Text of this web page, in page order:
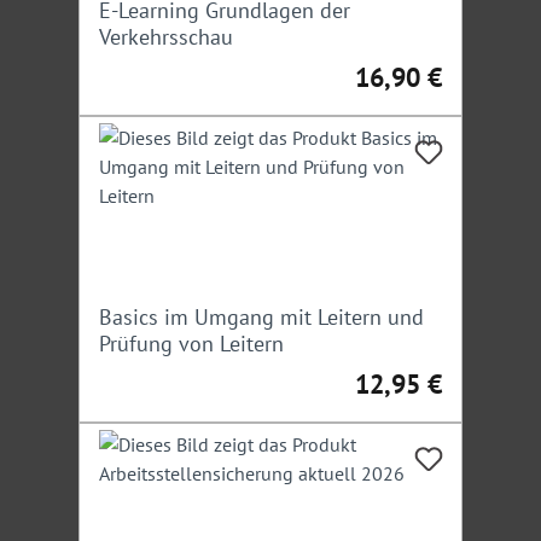
Ladungssicherung, Schwertransporte und
Baustellensicherung, Businesstrainer, Moderator und
Irrtümer/Änderungen vorbehalten
E-Learning Grundlagen der
Verkehrsschau
Regulärer Preis:
16,90 €
Basics im Umgang mit Leitern und
Prüfung von Leitern
Regulärer Preis:
12,95 €